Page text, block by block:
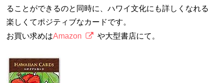
ることができるのと同時に、ハワイ文化にも詳しくなれる
楽しくてポジティブなカードです。
お買い求めはAmazon や大型書店にて。